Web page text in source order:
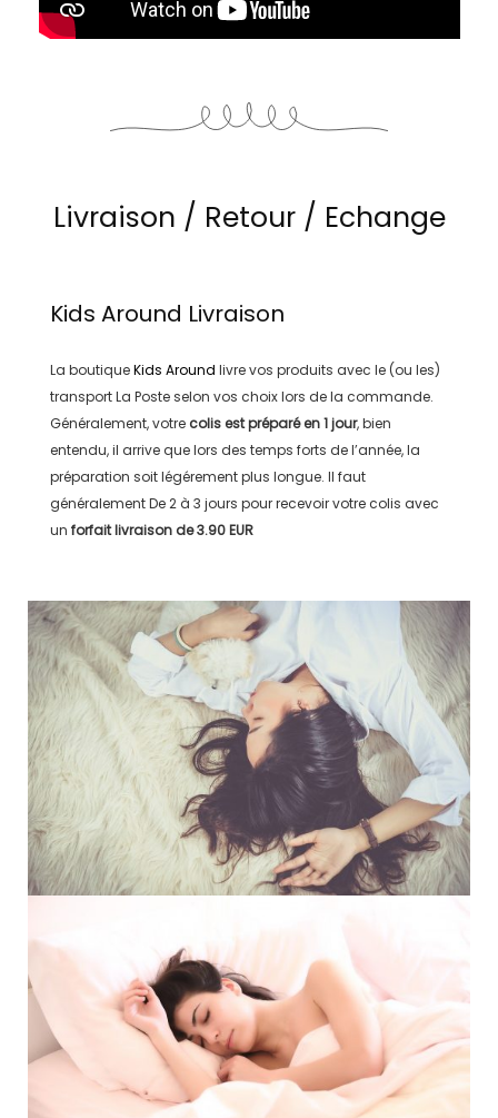
Livraison / Retour / Echange
Kids Around Livraison
La boutiqueKids Around livre vos produits avec le (ou les)
transportLa Posteselon vos choix lors de la commande.
Généralement, votre colis est préparé en1 jour, bien
entendu, il arrive que lors des temps forts de l’année, la
préparation soit légérement plus longue. Il faut
généralementDe 2 à 3 jours pour recevoir votre colis avec
un forfait livraison de3.90 EUR